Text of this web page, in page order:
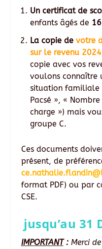
Un certificat de
enfants âgés de
La copie de votre
sur le revenu
copie avec vos
voulons connaître
situation familiale
Pacsé », «
charge ») mais
groupe C.
Ces documents
présent, de
format PDF) ou par
CSE.
jusqu’au 31
IMPORTANT: Merci